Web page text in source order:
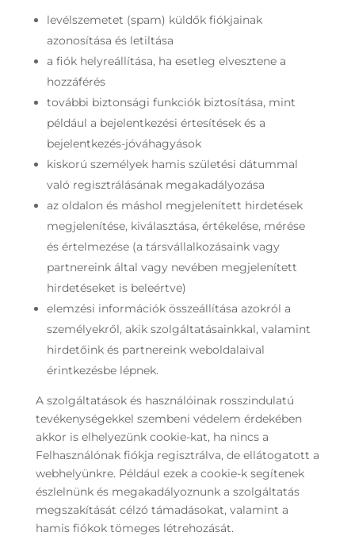
levélszemetet (spam) küldők fiókjainak
azonosítása és letiltása
a fiók helyreállítása, ha esetleg elvesztene a
hozzáférés
további biztonsági funkciók biztosítása, mint
például a bejelentkezési értesítések és a
bejelentkezés-jóváhagyások
kiskorú személyek hamis születési dátummal
való regisztrálásának megakadályozása
az oldalon és máshol megjelenített hirdetések
megjelenítése, kiválasztása, értékelése, mérése
és értelmezése (a társvállalkozásaink vagy
partnereink által vagy nevében megjelenített
hirdetéseket is beleértve)
elemzési információk összeállítása azokról a
személyekről, akik szolgáltatásainkkal, valamint
hirdetőink és partnereink weboldalaival
érintkezésbe lépnek.
A szolgáltatások és használóinak rosszindulatú
tevékenységekkel szembeni védelem érdekében
akkor is elhelyezünk cookie-kat, ha nincs a
Felhasználónak fiókja regisztrálva, de ellátogatott a
webhelyünkre. Például ezek a cookie-k segítenek
észlelnünk és megakadályoznunk a szolgáltatás
megszakítását célzó támadásokat, valamint a
hamis fiókok tömeges létrehozását.